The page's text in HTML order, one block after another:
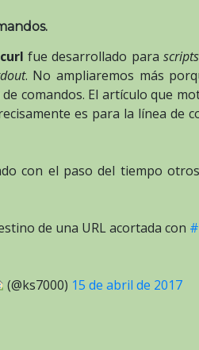
curl fue desarrollado parascripts
. No ampliaremos más
comandos. El artículo que
es para la línea de
con el paso del tiempo
de una URL acortada con
(@ks7000) 15 de abril de 2017